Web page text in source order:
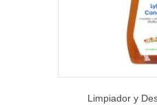
Limpiador y